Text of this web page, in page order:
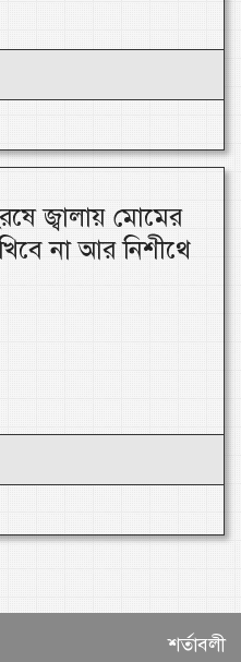
জ্বালায় মোমের
না আর নিশীথে
শর্তাবলী